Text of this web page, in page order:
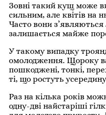
Зовні такий кущ може
сильним, але квітів на
Часто вони
залишається майже
У такому випадку
омолодження. Щороку
пошкоджені, тонкі,
ті, що ростуть
Раз на кілька років
одну-дві найстаріші